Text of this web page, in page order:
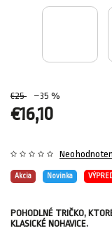
€25 –35 %
€16,10
Akcia Novinka
POHODLNÉ TRIČKO,
KLASICKÉ NOHAVICE.